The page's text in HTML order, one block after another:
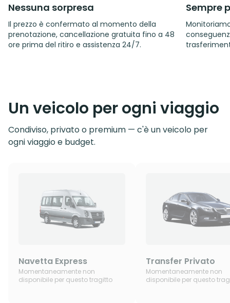
Nessuna sorpresa
Il prezzo è confermato al momento della
prenotazione, cancellazione gratuita fino a 48
ore prima del ritiro e assistenza 24/7.
Sempre
Un veicolo per ogni viaggio
Condiviso, privato o premium — c'è un veicolo per
ogni viaggio e budget.
Navetta Express
Momentaneamente non
disponibile per questo tragitto
Transfer Privato
Momentaneamente non
disponibile per questo